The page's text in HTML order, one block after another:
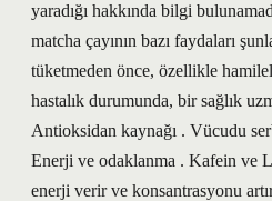
yaradığı hakkında bilgi
matcha çayının bazı faydaları
tüketmeden önce, özellikle
hastalık durumunda, bir sağlık
Antioksidan kaynağı . Vücudu
Enerji ve odaklanma . Kafein ve
enerji verir ve konsantrasyonu